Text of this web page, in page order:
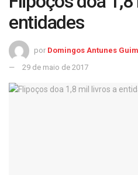
entidades
por Domingos Antunes
29 de maio de 2017